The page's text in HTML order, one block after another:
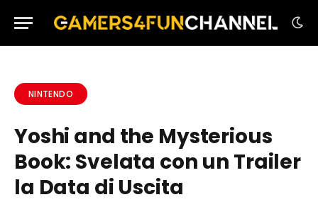
NINTENDO
Yoshi and the Mysterious
Book: Svelata con un Trailer
la Data di Uscita